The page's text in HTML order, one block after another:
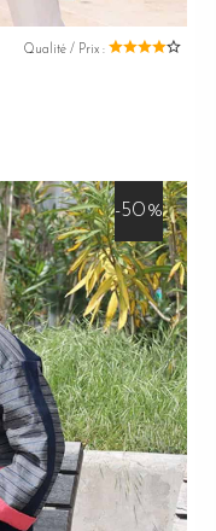
Qualité / Prix :
-50%